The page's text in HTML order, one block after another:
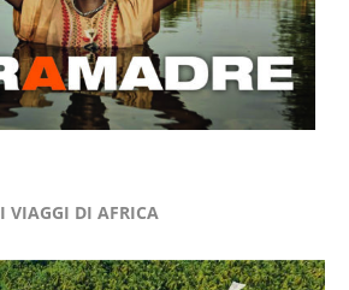
I VIAGGI DI AFRICA